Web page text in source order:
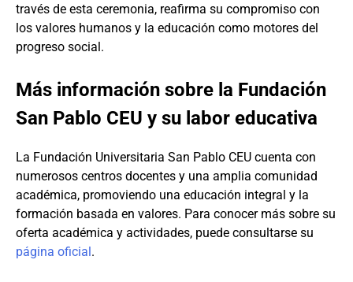
través de esta ceremonia, reafirma su compromiso con
los valores humanos y la educación como motores del
progreso social.
Más información sobre la Fundación
San Pablo CEU y su labor educativa
La Fundación Universitaria San Pablo CEU cuenta con
numerosos centros docentes y una amplia comunidad
académica, promoviendo una educación integral y la
formación basada en valores. Para conocer más sobre su
oferta académica y actividades, puede consultarse su
página oficial.